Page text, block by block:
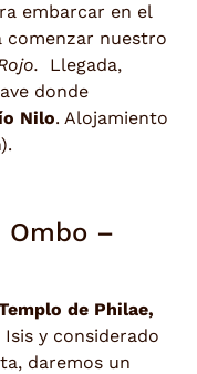
embarcar en el
comenzar nuestro
Llegada,
donde
Nilo. Alojamiento
Ombo –
de Philae,
y considerado
daremos un